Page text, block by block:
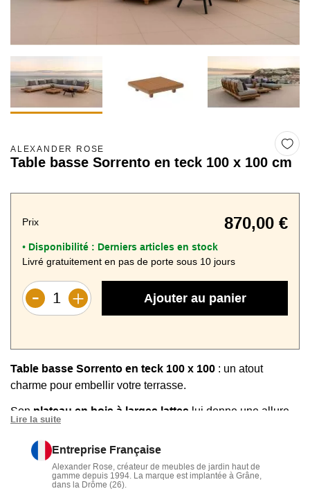
ALEXANDER ROSE
Table basse Sorrento en teck 100 x 100 cm
Prix 870,00 €
• Disponibilité : Derniers articles en stock
Livré gratuitement en pas de porte sous 10 jours
Ajouter au panier
Table basse Sorrento en teck 100 x 100 : un atout
charme pour embellir votre terrasse.
Son plateau en bois à larges lattes lui donne une allure
authentique et chaleureuse.
Conçue enteckhaut de gamme, elle résiste aux UV, à
l’humidité et aux variations climatiques.
Lire la suite
Entreprise Française
Alexander Rose, créateur de meubles de jardin haut de
gamme depuis 1994. La marque est implantée à Grâne,
dans la Drôme (26).